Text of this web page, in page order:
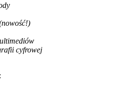
cyfrowej